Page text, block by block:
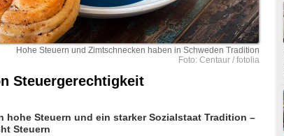
Hohe Steuern und Zimtschnecken haben in Schweden Tradition
Foto: Centaur / fotolia
Steuergerechtigkeit
hohe Steuern und ein starker Sozialstaat Tradition –
Steuern